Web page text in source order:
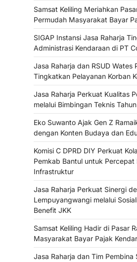
Samsat Keliling Meriahkan
Permudah Masyarakat Bayar
SIGAP Instansi Jasa Raharja
Administrasi Kendaraan di PT
Jasa Raharja dan RSUD Wates
Tingkatkan Pelayanan Korban
Jasa Raharja Perkuat Kualitas
melalui Bimbingan Teknis
Eko Suwanto Ajak Gen Z
dengan Konten Budaya dan
Komisi C DPRD DIY Perkuat
Pemkab Bantul untuk Percepat
Infrastruktur
Jasa Raharja Perkuat Sinergi
Lempuyangwangi melalui
Benefit JKK
Samsat Keliling Hadir di Pasar
Masyarakat Bayar Pajak
Jasa Raharja dan Tim Pembina